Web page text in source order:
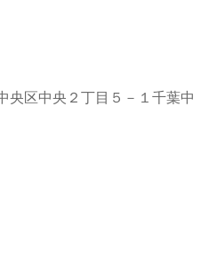
区中央２丁目５－１千葉中